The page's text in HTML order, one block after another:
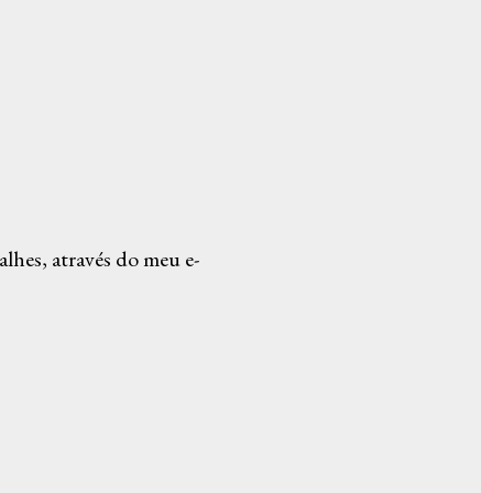
através do meu e-